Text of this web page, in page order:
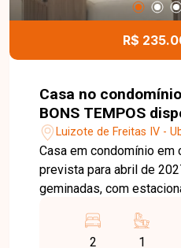
R$
Casa no condomínio
BONS TEMPOS
em Uberlândia-MG
Luizote de Freitas IV -
Casa em condomínio em
prevista para abril de
geminadas, com
1 suíte, sala e cozinha
2 1